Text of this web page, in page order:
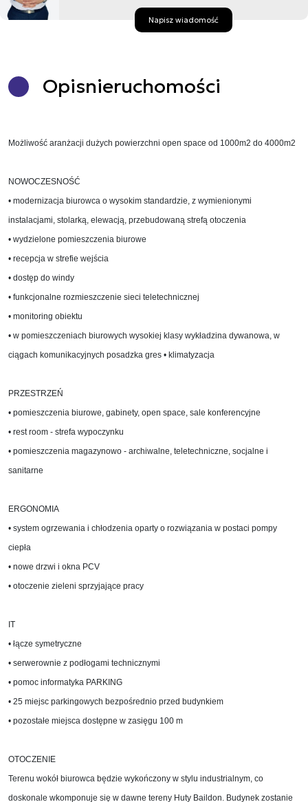
Napisz wiadomość
Opisnieruchomości
Możliwość aranżacji dużych powierzchni open space od 1000m2 do 4000m2
NOWOCZESNOŚĆ
• modernizacja biurowca o wysokim standardzie, z wymienionymi
instalacjami, stolarką, elewacją, przebudowaną strefą otoczenia
• wydzielone pomieszczenia biurowe
• recepcja w strefie wejścia
• dostęp do windy
• funkcjonalne rozmieszczenie sieci teletechnicznej
• monitoring obiektu
• w pomieszczeniach biurowych wysokiej klasy wykładzina dywanowa, w
ciągach komunikacyjnych posadzka gres • klimatyzacja
PRZESTRZEŃ
• pomieszczenia biurowe, gabinety, open space, sale konferencyjne
• rest room - strefa wypoczynku
• pomieszczenia magazynowo - archiwalne, teletechniczne, socjalne i
sanitarne
ERGONOMIA
• system ogrzewania i chłodzenia oparty o rozwiązania w postaci pompy
ciepła
• nowe drzwi i okna PCV
• otoczenie zieleni sprzyjające pracy
IT
• łącze symetryczne
• serwerownie z podłogami technicznymi
• pomoc informatyka PARKING
• 25 miejsc parkingowych bezpośrednio przed budynkiem
• pozostałe miejsca dostępne w zasięgu 100 m
OTOCZENIE
Terenu wokół biurowca będzie wykończony w stylu industrialnym, co
doskonale wkomponuje się w dawne tereny Huty Baildon. Budynek zostanie